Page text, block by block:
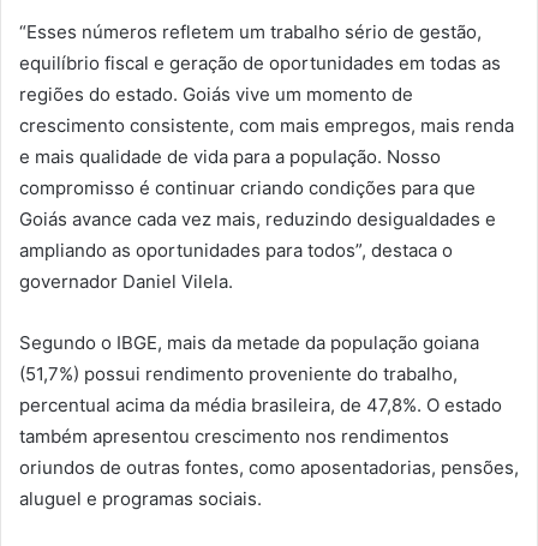
“Esses números refletem um trabalho sério de gestão,
equilíbrio fiscal e geração de oportunidades em todas as
regiões do estado. Goiás vive um momento de
crescimento consistente, com mais empregos, mais renda
e mais qualidade de vida para a população. Nosso
compromisso é continuar criando condições para que
Goiás avance cada vez mais, reduzindo desigualdades e
ampliando as oportunidades para todos”, destaca o
governador Daniel Vilela.
Segundo o IBGE, mais da metade da população goiana
(51,7%) possui rendimento proveniente do trabalho,
percentual acima da média brasileira, de 47,8%. O estado
também apresentou crescimento nos rendimentos
oriundos de outras fontes, como aposentadorias, pensões,
aluguel e programas sociais.